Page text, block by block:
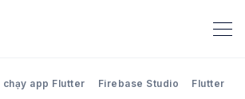
chạy app Flutter Firebase Studio Flutter